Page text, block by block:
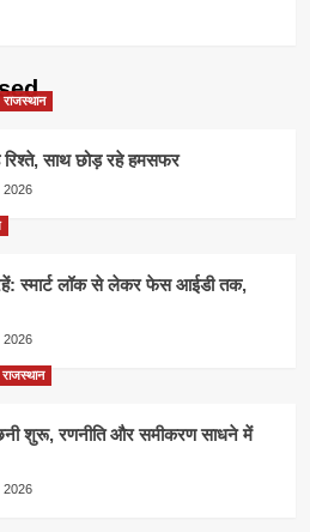
राजस्थान
साथ छोड़ रहे हमसफर
2026
स्मार्ट लॉक से लेकर फेस आईडी तक,
2026
राजस्थान
शुरू, रणनीति और समीकरण साधने में
2026